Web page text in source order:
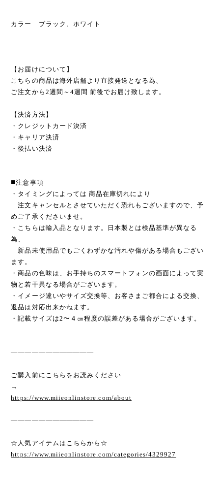
カラー ブラック、ホワイト
【お届けについて】
こちらの商品は海外店舗より直接発送となる為、
ご注文から2週間～4週間 前後でお届け致します。
【決済方法】
・クレジットカード決済
・キャリア決済
・後払い決済
◼️注意事項
・タイミングによっては 商品在庫切れにより
注文キャンセルとさせていただく恐れもございますので、予
めご了承くださいませ。
・こちらは輸入品となります。日本製とは検品基準が異なる
為、
新品未使用品でもごくわずかな汚れや傷がある場合もござい
ます。
・商品の色味は、お手持ちのスマートフォンの画面によって実
物と若干異なる場合がございます。
・イメージ違いやサイズ交換等、お客さまご都合による交換、
返品は対応出来かねます。
・記載サイズは2〜４㎝程度の誤差がある場合がございます。
————————————
ご購入前にこちらをお読みください
→
https://www.miieonlinstore.com/about
————————————
☆人気アイテムはこちらから☆
https://www.miieonlinstore.com/categories/4329927